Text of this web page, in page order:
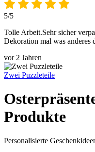
5/5
Tolle Arbeit.Sehr sicher
Dekoration mal was anderes
vor 2 Jahren
Zwei Puzzleteile
Produkte
Personalisierte